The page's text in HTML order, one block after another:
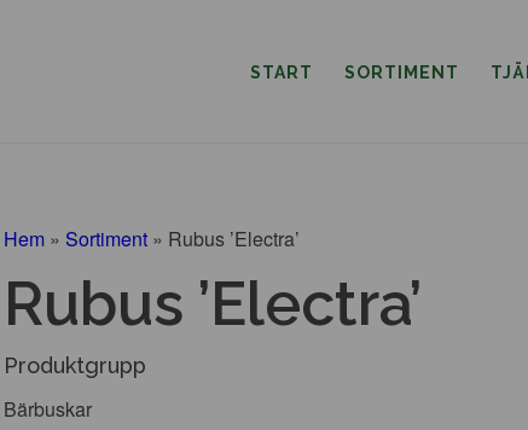
START SORTIMENT
Hem » Sortiment » Rubus ’Electra’
Rubus ’Electra’
Produktgrupp
Bärbuskar